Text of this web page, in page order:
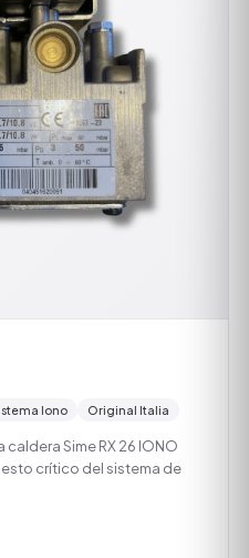
Iono Original Italia
Sime RX 26 IONO
crítico del sistema de